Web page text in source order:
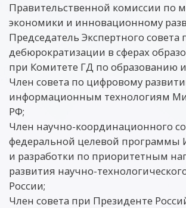
Правительственной комиссии по
экономики и инновационному
Председатель Экспертного совета
дебюрократизации в сферах
при Комитете ГД по образованию и
Член совета по цифровому
информационным технологиям
РФ;
Член научно-координационного
федеральной целевой программы
и разработки по приоритетным
развития научно-
России;
Член совета при Президенте